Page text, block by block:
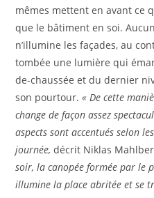
mêmes mettent en avant ce
que le bâtiment en soi.
n’illumine les façades, au
tombée une lumière qui
de-chaussée et du dernier
son pourtour.« De cette
change de façon assez
aspects sont accentués selon
journée,décrit Niklas
soir, la canopée formée par le
illumine la place abritée et se